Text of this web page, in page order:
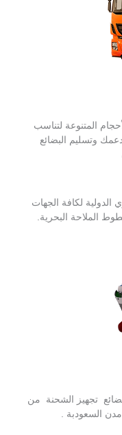
المتنوعة لتناسب
وتسليم البضائع
لكافة الجهات
الملاحة البحرية.
تجهيز الشحنة من
السعودبة .